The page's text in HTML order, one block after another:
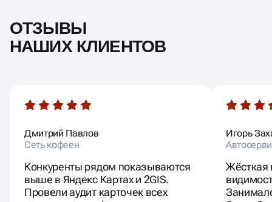
ОТЗЫВЫ
НАШИХ КЛИЕНТОВ
Дмитрий Павлов
Сеть кофеен
Конкуренты рядом показываются
выше в Яндекс Картах и 2GIS.
Провели аудит карточек всех
Игорь
Жёсткая